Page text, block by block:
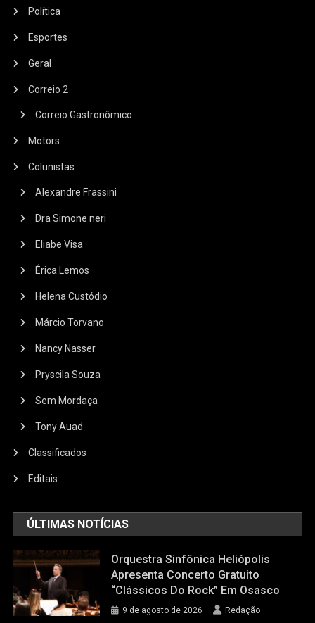
Política
Esportes
Geral
Correio 2
Correio Gastronômico
Motors
Colunistas
Alexandre Frassini
Dra Simone neri
Eliabe Visa
Érica Lemos
Helena Custódio
Márcio Torvano
Nancy Nasser
Pryscila Souza
Sem Mordaça
Tony Auad
Classificados
Editais
ÚLTIMAS NOTÍCIAS
Orquestra Sinfônica Heliópolis
Apresenta Concerto Gratuito
“Clássicos Do Rock” Em Osasco
9 de agosto de 2026 Redação